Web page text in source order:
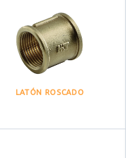
LATÓN ROSCADO